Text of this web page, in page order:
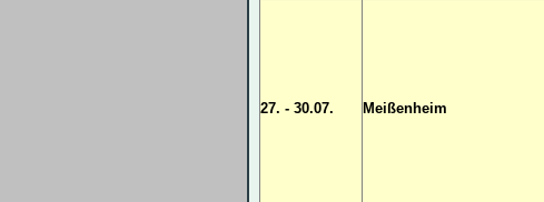
27. - 30.07. Meißenheim